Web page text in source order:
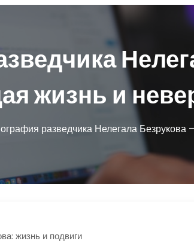
жизнь и
разведчика Нелегала